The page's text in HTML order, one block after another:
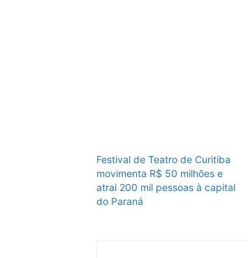
Festival de Teatro de Curitiba
movimenta R$ 50 milhões e
atrai 200 mil pessoas à capital
do Paraná